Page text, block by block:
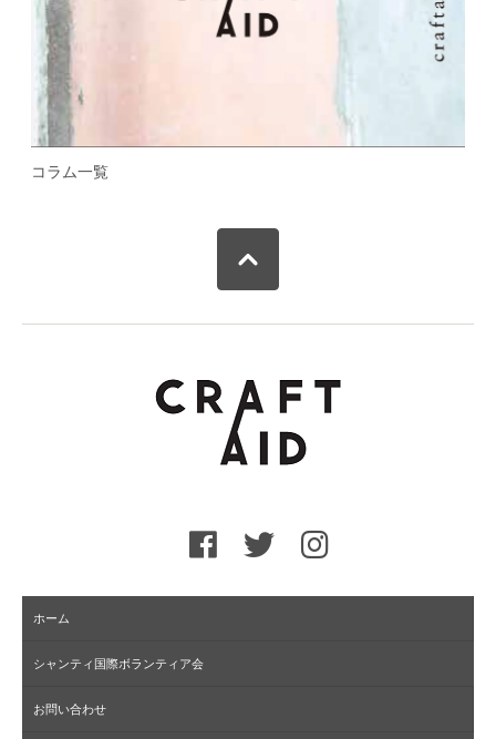
コラム一覧
ホーム
シャンティ国際ボランティア会
お問い合わせ